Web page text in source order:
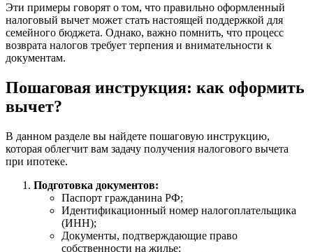
Эти примеры говорят о том, что правильно оформленный
налоговый вычет может стать настоящей поддержкой для
семейного бюджета. Однако, важно помнить, что процесс
возврата налогов требует терпения и внимательности к
документам.
Пошаговая инструкция: как оформить
вычет?
В данном разделе вы найдете пошаговую инструкцию,
которая облегчит вам задачу получения налогового вычета
при ипотеке.
Подготовка документов:
Паспорт гражданина РФ;
Идентификационный номер налогоплательщика
(ИНН);
Документы, подтверждающие право
собственности на жилье;